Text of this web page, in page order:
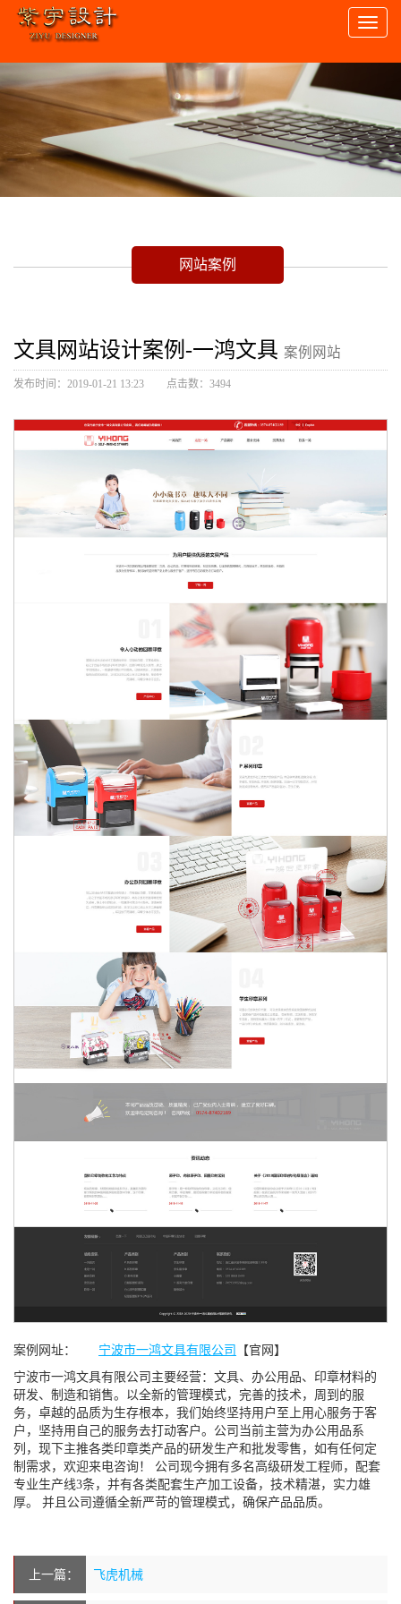
Toggle
网站案例
文具网站设计案例-一鸿文具 案例网站
发布时间：2019-01-21 13:23 点击数：3494
案例网址： 宁波市一鸿文具有限公司 【官网】
宁波市一鸿文具有限公司主要经营：文具、办公用品、印章材料的
研发、制造和销售。以全新的管理模式，完善的技术，周到的服
务，卓越的品质为生存根本，我们始终坚持用户至上用心服务于客
户，坚持用自己的服务去打动客户。公司当前主营为办公用品系
列，现下主推各类印章类产品的研发生产和批发零售，如有任何定
制需求，欢迎来电咨询！ 公司现今拥有多名高级研发工程师，配套
专业生产线3条，并有各类配套生产加工设备，技术精湛，实力雄
厚。 并且公司遵循全新严苛的管理模式，确保产品品质。
上一篇： 飞虎机械